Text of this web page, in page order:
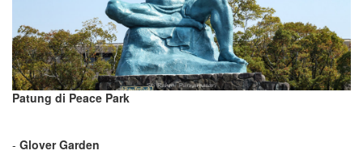
Patung di Peace Park
- Glover Garden